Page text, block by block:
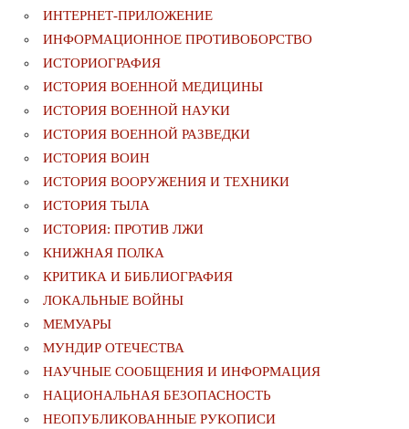
ИНТЕРНЕТ-ПРИЛОЖЕНИЕ
ИНФОРМАЦИОННОЕ ПРОТИВОБОРСТВО
ИСТОРИОГРАФИЯ
ИСТОРИЯ ВОЕННОЙ МЕДИЦИНЫ
ИСТОРИЯ ВОЕННОЙ НАУКИ
ИСТОРИЯ ВОЕННОЙ РАЗВЕДКИ
ИСТОРИЯ ВОИН
ИСТОРИЯ ВООРУЖЕНИЯ И ТЕХНИКИ
ИСТОРИЯ ТЫЛА
ИСТОРИЯ: ПРОТИВ ЛЖИ
КНИЖНАЯ ПОЛКА
КРИТИКА И БИБЛИОГРАФИЯ
ЛОКАЛЬНЫЕ ВОЙНЫ
МЕМУАРЫ
МУНДИР ОТЕЧЕСТВА
НАУЧНЫЕ СООБЩЕНИЯ И ИНФОРМАЦИЯ
НАЦИОНАЛЬНАЯ БЕЗОПАСНОСТЬ
НЕОПУБЛИКОВАННЫЕ РУКОПИСИ